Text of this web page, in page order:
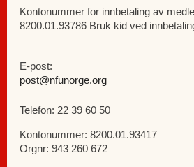
Kontonummer for innbetaling av
8200.01.93786 Bruk kid ved
E-post:
post@nfunorge.org
Telefon: 22 39 60 50
Kontonummer: 8200.01.93417
Orgnr: 943 260 672